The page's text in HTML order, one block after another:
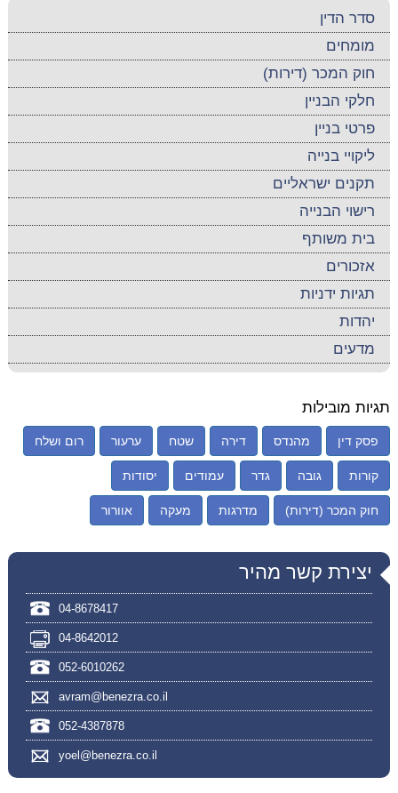
סדר הדין
מומחים
חוק המכר (דירות)
חלקי הבניין
פרטי בניין
ליקויי בנייה
תקנים ישראליים
רישוי הבנייה
בית משותף
אזכורים
תגיות ידניות
יהדות
מדעים
תגיות מובילות
פסק דין מהנדס דירה שטח ערעור רום ושלח
קורות גובה גדר עמודים יסודות
חוק המכר (דירות) מדרגות מעקה אוורור
יצירת קשר מהיר
04-8678417
04-8642012
052-6010262
avram@benezra.co.il
052-4387878
yoel@benezra.co.il